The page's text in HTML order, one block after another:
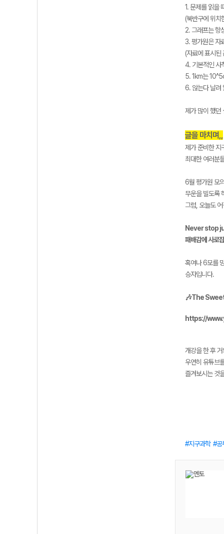
1. 문제를 읽을
(북반구에 위치
2. 그래프는 항
3. 평가원은 자
(자료에 표시된
4. 기본적인 사
5. 1km는
6. 않는다 날려
제가 많이 했던
글을 마치며,,
제가 준비한 지
최대한 여러분
6월 평가원 모
무운을 빌도록
그럼, 오늘도
Never stop
패배감에 사로
혹여나 6모를
승자입니다.
🎶The
https://
개강을 한 후
우연히 유튜브
즐겨보시는 것
지구과학 공